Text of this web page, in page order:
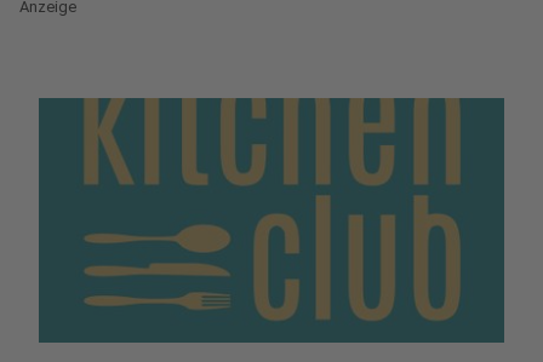
Anzeige